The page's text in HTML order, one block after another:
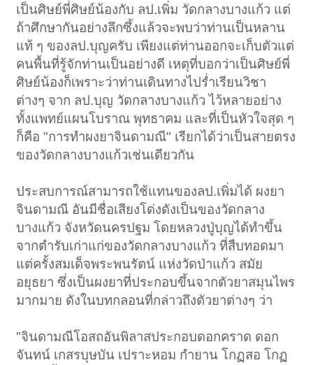
เป็นศิษย์พี่ศิษย์น้องกับ ลป.เพิ่ม วัดกลางบางแก้ว แต่
ถ้าศึกษากันอย่างลึกซึ้งแล้วจะพบว่าท่านเป็นหลาน
แท้ ๆ ของลป.บุญครับ เพียงแต่ท่านออกจะเก็บตัวแต่
คนพื้นที่รู้จักท่านเป็นอย่างดี เหตุที่บอกว่าเป็นศิษย์พี่
ศิษย์น้องก็เพราะว่าท่านเดินทางไปร่ำเรียนวิชา
ต่างๆ จาก ลป.บุญ วัดกลางบางแก้ว ไว้หลายอย่าง
ทั้งแพทย์แผนโบราณ พุทธาคม และที่เป็นหัวใจสุด ๆ
ก็คือ "การทำผงยาจินดามณี" เรียกได้ว่าเป็นสายตรง
ของวัดกลางบางแก้วเช่นเดียวกัน
ประสบการณ์สามารถใช้แทนของลป.เพิ่มได้ ผงยา
จินดามณี อันมีชื่อเสียงโด่งดังเป็นของวัดกลาง
บางแก้ว จังหวัดนครปฐม โดยหลวงปู่บุญได้ทำขึ้น
จากตำรับเก่าแก่ของวัดกลางบางแก้ว ที่สืบทอดมา
แต่ครั้งสมเด็จพระพนรัตน์ แห่งวัดป่าแก้ว สมัย
อยุธยา ซึ่งเป็นผงยาที่ประกอบขึ้นจากตัวยาสมุนไพร
มากมาย ดังในบทกลอนที่กล่าวถึงตัวยาต่างๆ ว่า
"จินดามณีโอสถอันพิลาสประกอบดอกคราด ดอก
จันทน์ เกสรบุษบัน เปราะหอม กำยาน โกฏสอ โกฏ